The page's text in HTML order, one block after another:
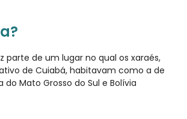
parte de um lugar no qual os xaraés,
de Cuiabá, habitavam como a de
do Mato Grosso do Sul e Bolívia